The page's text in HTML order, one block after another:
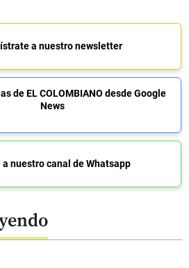
a nuestro newsletter
de EL COLOMBIANO desde Google
News
a nuestro canal de Whatsapp